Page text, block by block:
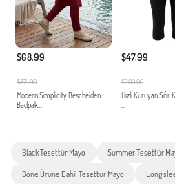
$68.99
$371.00
Modern Simplicity Bescheiden
Badpak...
$47.99
$200.00
Hızlı Kuruyan
...
Black Tesettür Mayo Summer Tesettür
Bone Ürüne Dahil Tesettür Mayo Long